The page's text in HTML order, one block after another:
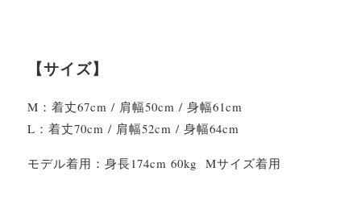
【サイズ】
M：着丈67cm / 肩幅50cm / 身幅61cm
L：着丈70cm / 肩幅52cm / 身幅64cm
モデル着用：身長174cm 60kg Mサイズ着用